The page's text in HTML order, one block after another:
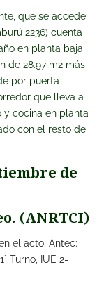
que se accede
2236) cuenta
en planta baja
de 28.97 m2 más
por puerta
que lleva a
y cocina en planta
con el resto de
de
(ANRTCI)
el acto. Antec:
Turno, IUE 2-